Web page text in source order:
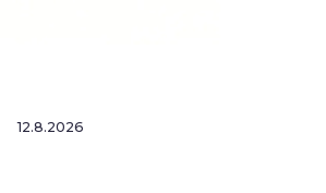
12.8.2026